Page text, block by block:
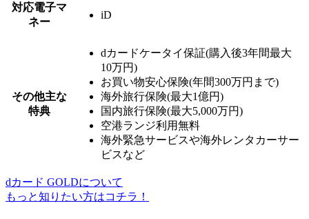
対応電子マ
ネー
iD
その他主な
特典
dカードケータイ保証(購入後3年間最大
10万円)
お買い物安心保険(年間300万円まで)
海外旅行保険(最大1億円)
国内旅行保険(最大5,000万円)
空港ランジ利用無料
海外緊急サービスや海外レンタカーサー
ビスなど
dカード GOLDについて
もっと知りたい方はコチラ！